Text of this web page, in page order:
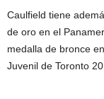
Caulfield tiene
de oro en el
medalla de bronce
Juvenil de Toronto